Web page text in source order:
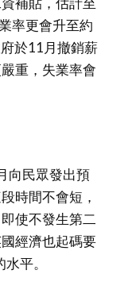
率更會升至約
於11月撤銷薪
重，失業率會
向民眾發出預
時間不會短，
使不發生第二
經濟也起碼要
平。